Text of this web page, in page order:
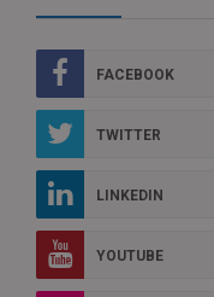
FACEBOOK
TWITTER
LINKEDIN
YOUTUBE